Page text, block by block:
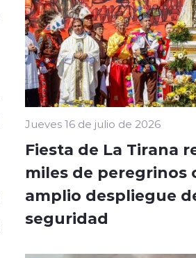
Jueves 16 de julio de 2026
Fiesta de La Tirana
miles de peregrinos
amplio despliegue
seguridad